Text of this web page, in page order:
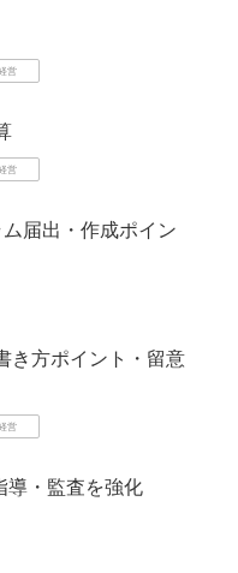
営
営
届出・作成ポイン
き方ポイント・留意
営
導・監査を強化